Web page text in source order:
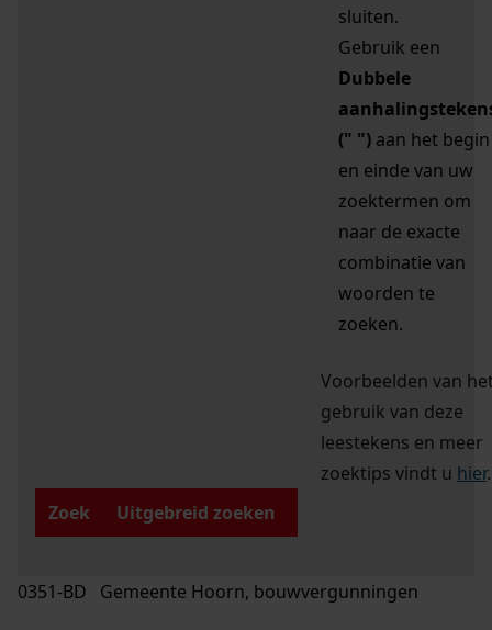
sluiten.
Gebruik een
Dubbele
(" ") aan het begin
en einde van uw
zoektermen om
naar de exacte
combinatie van
woorden te
zoeken.
Voorbeelden van
gebruik van deze
leestekens en meer
zoektips vindt u hier.
Zoek
Uitgebreid zoeken
0351-BD Gemeente Hoorn, bouwvergunningen